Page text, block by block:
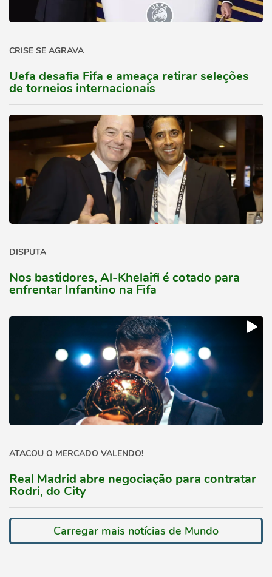
CRISE SE AGRAVA
Uefa desafia Fifa e ameaça retirar seleções
de torneios internacionais
DISPUTA
Nos bastidores, Al-Khelaifi é cotado para
enfrentar Infantino na Fifa
ATACOU O MERCADO VALENDO!
Real Madrid abre negociação para contratar
Rodri, do City
Carregar mais notícias de Mundo